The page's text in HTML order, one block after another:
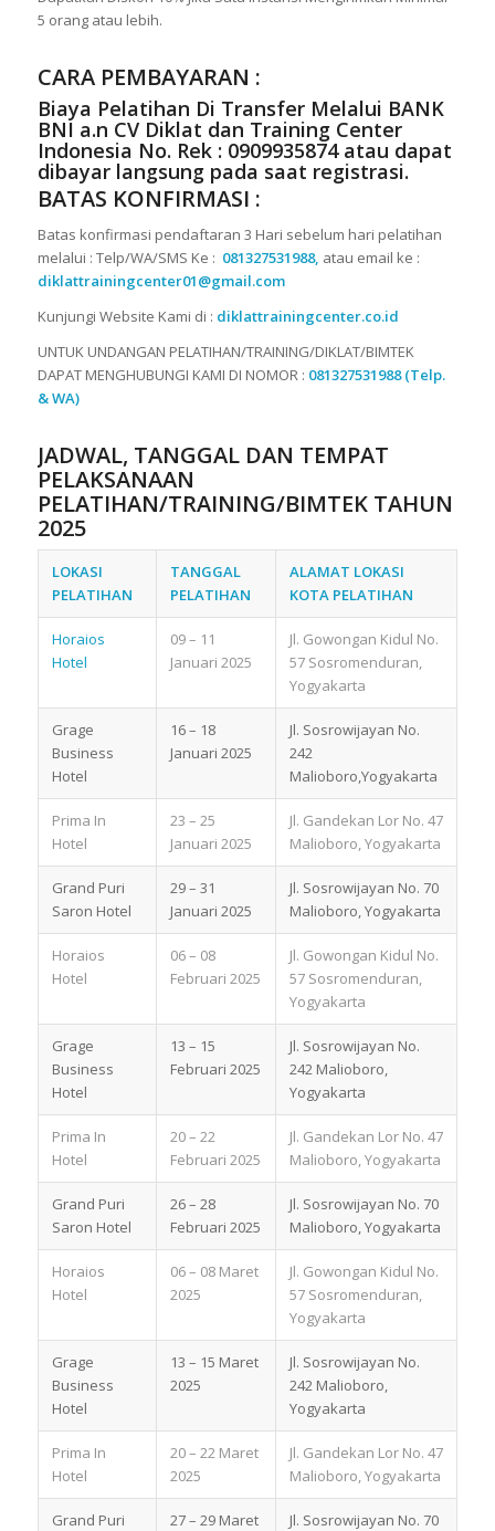
5 orang atau lebih.
CARA PEMBAYARAN :
Biaya Pelatihan Di Transfer Melalui BANK
BNI a.n CV Diklat dan Training Center
Indonesia No. Rek : 0909935874atau dapat
dibayar langsung pada saat registrasi.
BATAS KONFIRMASI :
Batas konfirmasi pendaftaran 3 Hari sebelum hari pelatihan
melalui : Telp/WA/SMS Ke : 081327531988, atau email ke :
diklattrainingcenter01@gmail.com
Kunjungi Website Kami di : diklattrainingcenter.co.id
UNTUK UNDANGAN PELATIHAN/TRAINING/DIKLAT/BIMTEK
DAPAT MENGHUBUNGI KAMI DI NOMOR : 081327531988 (Telp.
& WA)
JADWAL, TANGGAL DAN TEMPAT
PELAKSANAAN
PELATIHAN/TRAINING/BIMTEK TAHUN
2025
LOKASI
PELATIHAN
TANGGAL
PELATIHAN
ALAMAT LOKASI
KOTA PELATIHAN
Horaios
Hotel
09 – 11
Januari 2025
Jl. Gowongan Kidul No.
57 Sosromenduran,
Yogyakarta
Grage
Business
Hotel
16 – 18
Januari 2025
Jl. Sosrowijayan No.
242
Malioboro,Yogyakarta
Prima In
Hotel
23 – 25
Januari 2025
Jl. Gandekan Lor No. 47
Malioboro, Yogyakarta
Grand Puri
Saron Hotel
29 – 31
Januari 2025
Jl. Sosrowijayan No. 70
Malioboro, Yogyakarta
Horaios
Hotel
06 – 08
Februari 2025
Jl. Gowongan Kidul No.
57 Sosromenduran,
Yogyakarta
Grage
Business
Hotel
13 – 15
Februari 2025
Jl. Sosrowijayan No.
242 Malioboro,
Yogyakarta
Prima In
Hotel
20 – 22
Februari 2025
Jl. Gandekan Lor No. 47
Malioboro, Yogyakarta
Grand Puri
Saron Hotel
26 – 28
Februari 2025
Jl. Sosrowijayan No. 70
Malioboro, Yogyakarta
Horaios
Hotel
06 – 08 Maret
2025
Jl. Gowongan Kidul No.
57 Sosromenduran,
Yogyakarta
Grage
Business
Hotel
13 – 15 Maret
2025
Jl. Sosrowijayan No.
242 Malioboro,
Yogyakarta
Prima In
Hotel
20 – 22 Maret
2025
Jl. Gandekan Lor No. 47
Malioboro, Yogyakarta
Grand Puri
27 – 29 Maret
Jl. Sosrowijayan No. 70